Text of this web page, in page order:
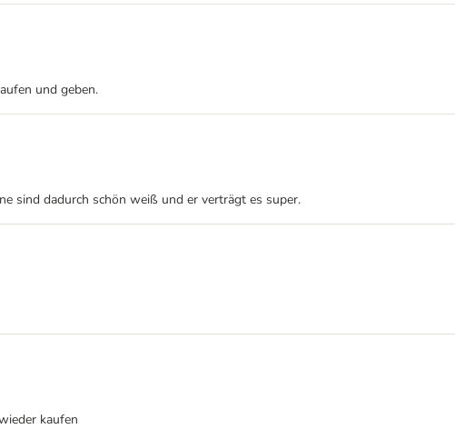
und geben.
sind dadurch schön weiß und er verträgt es super.
kaufen